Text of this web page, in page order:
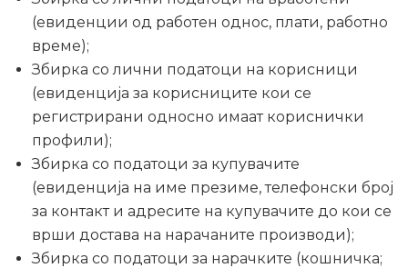
(евиденции од работен однос, плати, работно
време);
Збирка со лични податоци на корисници
(евиденција за корисниците кои се
регистрирани односно имаат кориснички
профили);
Збирка со податоци за купувачите
(евиденција на име презиме, телефонски број
за контакт и адресите на купувачите до кои се
врши достава на нарачаните производи);
Збирка со податоци за нарачките (кошничка;